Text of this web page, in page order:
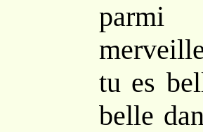
parmi
tu es
belle